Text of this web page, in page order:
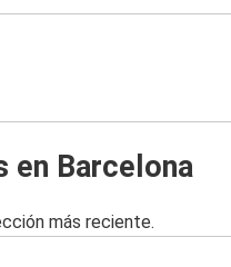
en Barcelona
más reciente.